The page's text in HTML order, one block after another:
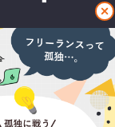
閉
じ
る